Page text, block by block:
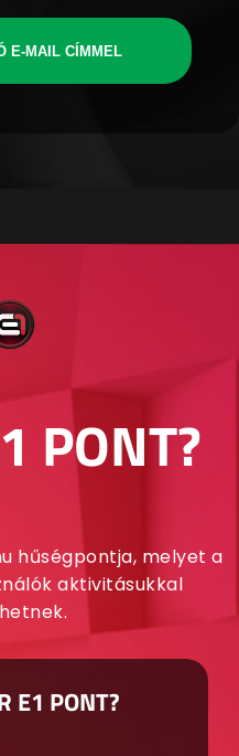
E-MAIL CÍMMEL
PONT?
hűségpontja, melyet a
aktivitásukkal
E1 PONT?